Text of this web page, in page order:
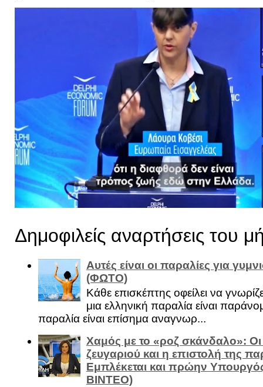
Δημοφιλείς αναρτήσεις του
Αυτές είναι οι παραλίες για
(ΦΩΤΟ)
Κάθε επισκέπτης οφείλει να
μια ελληνική παραλία είναι
παραλία είναι επίσημα αναγνωρ...
Χαμός με το «ροζ σκάνδαλο»: Οι
ζευγαριού και η επιστολή της
Εμπλέκεται και πρώην
ΒΙΝΤΕΟ)